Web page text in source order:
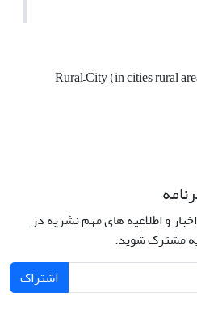
Rural–City (in cities rural
و اطلاعیه های مهم نشریه در
مشترک شوید.
اشتراک